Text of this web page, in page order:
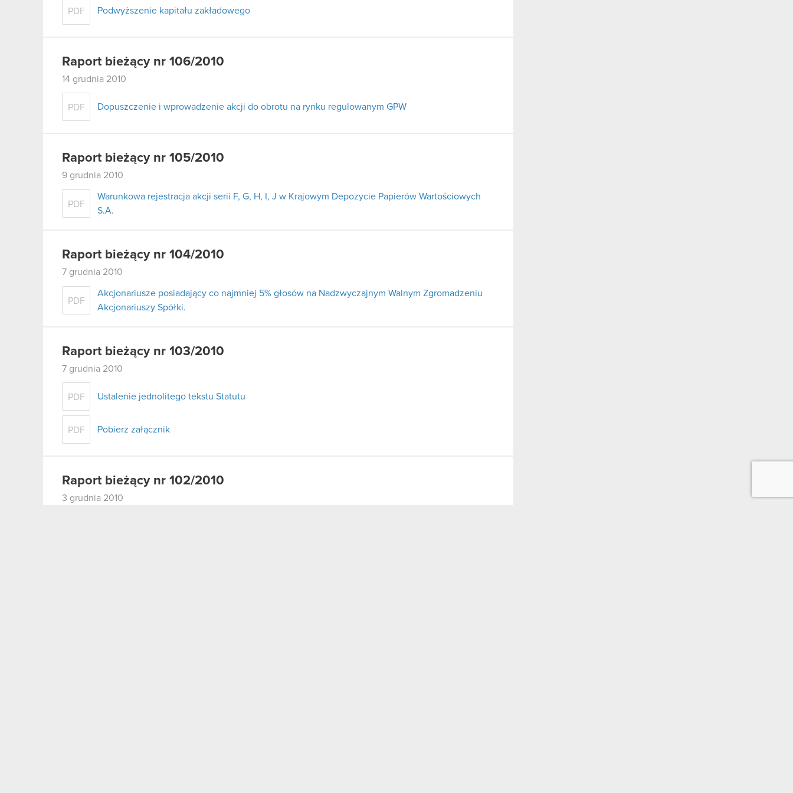
PDF Podwyższenie kapitału zakładowego
Raport bieżący nr 106/2010
14 grudnia 2010
PDF Dopuszczenie i wprowadzenie akcji do obrotu na rynku regulowanym GPW
Raport bieżący nr 105/2010
9 grudnia 2010
PDF
Warunkowa rejestracja akcji serii F, G, H, I, J w Krajowym Depozycie Papierów Wartościowych
S.A.
Raport bieżący nr 104/2010
7 grudnia 2010
PDF
Akcjonariusze posiadający co najmniej 5% głosów na Nadzwyczajnym Walnym Zgromadzeniu
Akcjonariuszy Spółki.
Raport bieżący nr 103/2010
7 grudnia 2010
PDF Ustalenie jednolitego tekstu Statutu
PDF Pobierz załącznik
Raport bieżący nr 102/2010
3 grudnia 2010